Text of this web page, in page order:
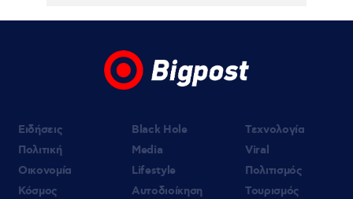
Ειδήσεις
Πολιτική
Οικονομία
Κόσμος
Black Hole
Media
Lifestyle
Αυτοδιοίκηση
Τεχνολογία
Viral
Πολιτισμός
Τουρισμός